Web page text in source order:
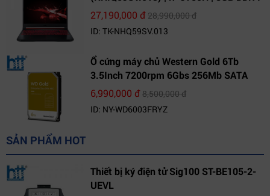
| 1TB HDD | GeForce GTX 1650 4GB |
27,190,000 đ28,990,000 đ
ID: TK-NHQ59SV.013
Ổ cứng máy chủ Western Gold 6Tb
3.5Inch 7200rpm 6Gbs 256Mb SATA
(WD6003FRYZ)
6,990,000 đ8,500,000 đ
ID: NY-WD6003FRYZ
SẢN PHẨM HOT
Thiết bị ký điện tử Sig100 ST-BE105-2-
UEVL